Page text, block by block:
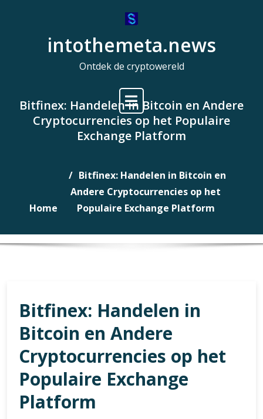
intothemeta.news
Ontdek de cryptowereld
Bitfinex: Handelen in Bitcoin en Andere
Cryptocurrencies op het Populaire
Exchange Platform
Home
Bitfinex: Handelen in Bitcoin en
Andere Cryptocurrencies op het
Populaire Exchange Platform
Bitfinex: Handelen in
Bitcoin en Andere
Cryptocurrencies op het
Populaire Exchange
Platform